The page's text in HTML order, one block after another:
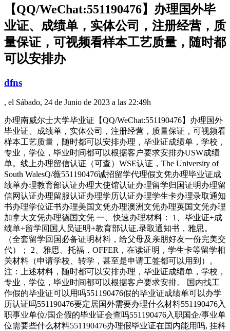
【QQ/WeChat:551190476】办理国外毕
业证、成绩单，实体公司，注册经营，质
量保证，可视频看样本工艺质量，随时都
可以安排办
dfns
, el Sábado, 24 de Junio de 2023 a las 22:49h
办理南威尔士大学毕业证【QQ/WeChat:551190476】办理国外
毕业证、成绩单，实体公司，注册经营，质量保证，可视频看
样本工艺质量，随时都可以安排办理，毕业证成绩单，学校，
专业，学位，毕业时间都可以根据客户要求安排办USW成绩
单。线上办理留信认证（可查）WSE认证，The University of
South WalesQ/薇551190476诚招留学代理假文凭办理毕业证成
绩单办理教育部认证办理大使馆认证办理留学归国证明办理留
信网认证办理留服认证办理学历认证办理学生卡办理录取通知
书办理学位证书办理美国文凭办理澳洲文凭办理英国文凭办理
加拿大文凭办理德国文凭 一、快速办理材料： 1、毕业证+成
绩单+留学回国人员证明+教育部认证,录取通知书，雅思。
（全套留学回国必备证明材料，给父母及亲朋好友一份完美交
代）； 2、雅思、托福，OFFER，在读证明，学生卡等留学相
关材料（申请学校、转学，甚至是申请工签都可以用到）。
注：上述材料，随时都可以安排办理，毕业证成绩单，学校，
专业，学位，毕业时间都可以根据客户要求安排。 国内找工
作假的毕业证可以用吗551190476假的毕业证成绩单可以办学
历认证吗551190476要定居国外需要办理什么材料551190476入
职事业单位/国企假的毕业证会查吗551190476入职国企/事业单
位需要些什么材料551190476办理假毕业证在国内能用吗, 挂科